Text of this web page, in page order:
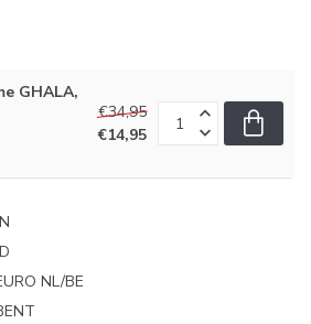
GHALA,
€34,95
€14,95
NL/BE